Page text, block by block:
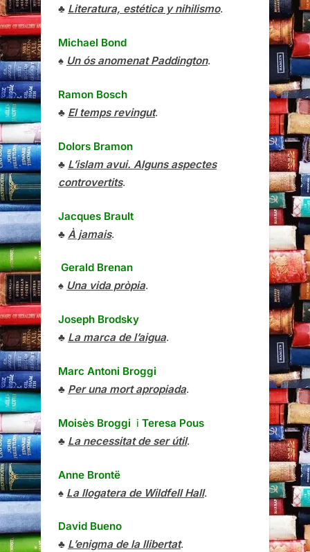
♣ Literatura, estética y nihilismo.
Michael Bond
♠ Un ós anomenat Paddington.
Ramon Bosch
♣ El temps revingut.
Dolors Bramon
♣ L’islam avui. Alguns aspectes
controvertits.
Jacques Brault
♣ À jamais.
Gerald Brenan
♠ Una vida pròpia.
Joseph Brodsky
♣ La marca de l’aigua.
Marc Antoni Broggi
♣ Per una mort apropiada.
Moisès Broggi i Teresa Pous
♣ La necessitat de ser útil.
Anne Brontë
♠ La llogatera de Wildfell Hall.
David Bueno
♣ L’enigma de la llibertat.